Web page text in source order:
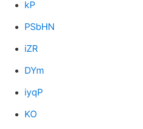
kP
PSbHN
iZR
DYm
iyqP
KO